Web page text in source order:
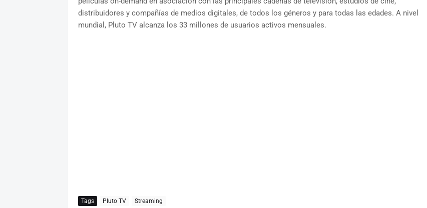
distribuidores y compañías de medios digitales, de todos los géneros y para todas las edades. A nivel
mundial, Pluto TV alcanza los 33 millones de usuarios activos mensuales.
Tags Pluto TV Streaming